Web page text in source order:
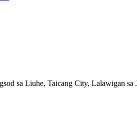
sa Liuhe, Taicang City, Lalawigan sa